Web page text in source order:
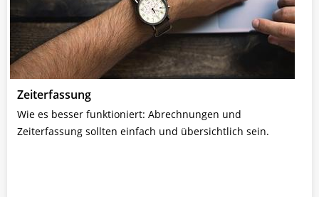
Zeiterfassung
Wie es besser funktioniert: Abrechnungen und
Zeiterfassung sollten einfach und übersichtlich sein.